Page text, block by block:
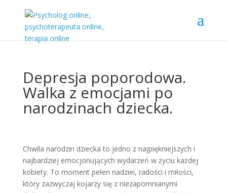
Depresja poporodowa.
Walka z emocjami po
narodzinach dziecka.
Chwila narodzin dziecka to jedno z najpiękniejszych i
najbardziej emocjonujących wydarzeń w życiu każdej
kobiety. To moment pełen nadziei, radości i miłości,
który zazwyczaj kojarzy się z niezapomnianymi